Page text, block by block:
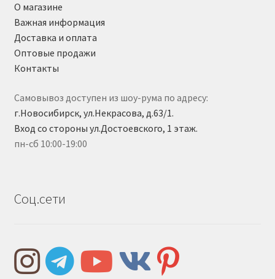
О магазине
Важная информация
Доставка и оплата
Оптовые продажи
Контакты
Самовывоз доступен из шоу-рума по адресу:
г.Новосибирск, ул.Некрасова, д.63/1.
Вход со стороны ул.Достоевского, 1 этаж.
пн-сб 10:00-19:00
Соц.сети